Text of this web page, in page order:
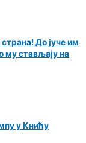
До јуче им
му стављају на
у Книћу